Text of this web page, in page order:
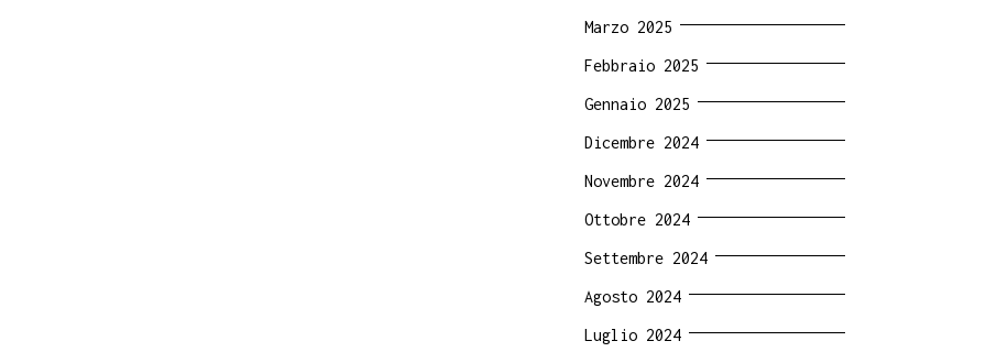
Marzo 2025
Febbraio 2025
Gennaio 2025
Dicembre 2024
Novembre 2024
Ottobre 2024
Settembre 2024
Agosto 2024
Luglio 2024